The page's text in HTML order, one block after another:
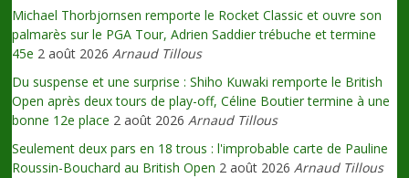
Michael Thorbjornsen remporte le Rocket Classic et ouvre son
palmarès sur le PGA Tour, Adrien Saddier trébuche et termine
45e 2 août 2026 Arnaud Tillous
Du suspense et une surprise : Shiho Kuwaki remporte le British
Open après deux tours de play-off, Céline Boutier termine à une
bonne 12e place 2 août 2026 Arnaud Tillous
Seulement deux pars en 18 trous : l'improbable carte de Pauline
Roussin-Bouchard au British Open 2 août 2026 Arnaud Tillous